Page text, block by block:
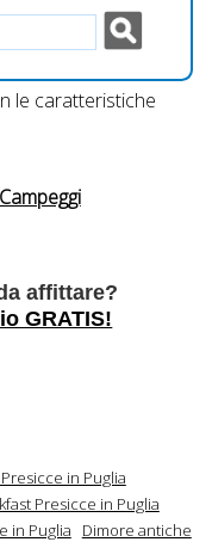
le caratteristiche
Campeggi
affittare?
GRATIS!
in Puglia
Presicce in Puglia
in Puglia
Dimore antiche